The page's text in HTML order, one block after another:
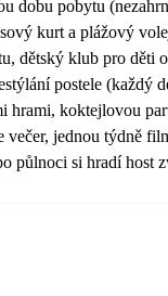
dobu pobytu
kurt a plážový
dětský klub pro děti
postele (každý
hrami, koktejlovou
večer, jednou týdně
půlnoci si hradí host